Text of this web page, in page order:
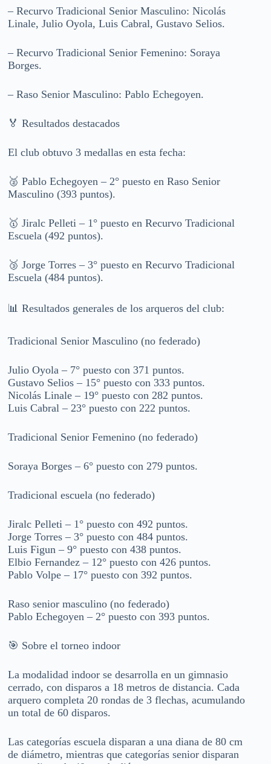
– Recurvo Tradicional Senior Masculino: Nicolás
Linale, Julio Oyola, Luis Cabral, Gustavo Selios.
– Recurvo Tradicional Senior Femenino: Soraya
Borges.
– Raso Senior Masculino: Pablo Echegoyen.
🏅 Resultados destacados
El club obtuvo 3 medallas en esta fecha:
🥈 Pablo Echegoyen – 2° puesto en Raso Senior
Masculino (393 puntos).
🥇 Jiralc Pelleti – 1° puesto en Recurvo Tradicional
Escuela (492 puntos).
🥉 Jorge Torres – 3° puesto en Recurvo Tradicional
Escuela (484 puntos).
📊 Resultados generales de los arqueros del club:
Tradicional Senior Masculino (no federado)
Julio Oyola – 7° puesto con 371 puntos.
Gustavo Selios – 15° puesto con 333 puntos.
Nicolás Linale – 19° puesto con 282 puntos.
Luis Cabral – 23° puesto con 222 puntos.
Tradicional Senior Femenino (no federado)
Soraya Borges – 6° puesto con 279 puntos.
Tradicional escuela (no federado)
Jiralc Pelleti – 1° puesto con 492 puntos.
Jorge Torres – 3° puesto con 484 puntos.
Luis Figun – 9° puesto con 438 puntos.
Elbio Fernandez – 12° puesto con 426 puntos.
Pablo Volpe – 17° puesto con 392 puntos.
Raso senior masculino (no federado)
Pablo Echegoyen – 2° puesto con 393 puntos.
🎯 Sobre el torneo indoor
La modalidad indoor se desarrolla en un gimnasio
cerrado, con disparos a 18 metros de distancia. Cada
arquero completa 20 rondas de 3 flechas, acumulando
un total de 60 disparos.
Las categorías escuela disparan a una diana de 80 cm
de diámetro, mientras que categorías senior disparan